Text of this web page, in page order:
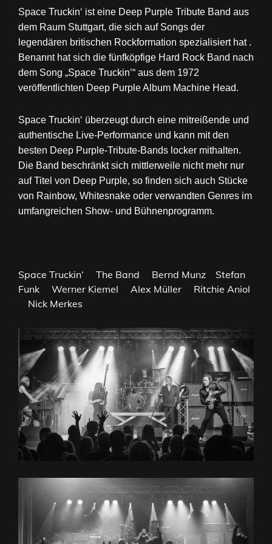
Space Truckin‘ ist eine Deep Purple Tribute Band aus
dem Raum Stuttgart, die sich auf Songs der
legendären britischen Rockformation spezialisiert hat .
Benannt hat sich die fünfköpfige Hard Rock Band nach
dem Song „Space Truckin’“ aus dem 1972
veröffentlichten Deep Purple Album Machine Head.
Space Truckin‘ überzeugt durch eine mitreißende und
authentische Live-Performance und kann mit den
besten Deep Purple-Tribute-Bands locker mithalten.
Die Band beschränkt sich mittlerweile nicht mehr nur
auf Titel von Deep Purple, so finden sich auch Stücke
von Rainbow, Whitesnake oder verwandten Genres im
umfangreichen Show- und Bühnenprogramm.
Space Truckin‘ The Band Bernd Munz
Stefan
Funk
Werner Kiemel Alex Müller
Ritchie Aniol
Nick Merkes